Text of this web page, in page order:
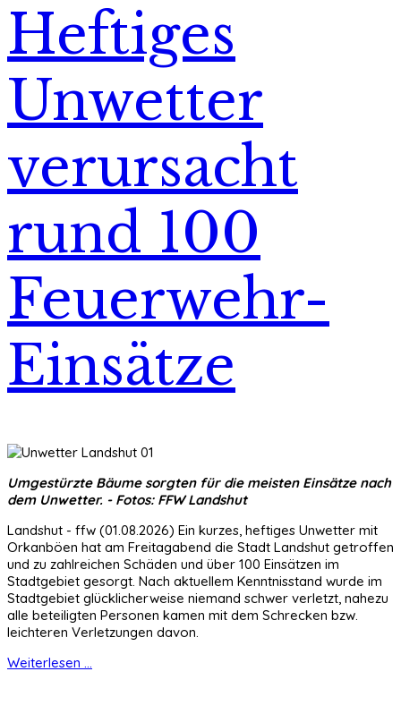
Heftiges
Unwetter
verursacht
rund 100
Feuerwehr-
Einsätze
Umgestürzte Bäume sorgten für die meisten Einsätze nach
dem Unwetter. - Fotos: FFW Landshut
Landshut - ffw (01.08.2026) Ein kurzes, heftiges Unwetter mit
Orkanböen hat am Freitagabend die Stadt Landshut getroffen
und zu zahlreichen Schäden und über 100 Einsätzen im
Stadtgebiet gesorgt. Nach aktuellem Kenntnisstand wurde im
Stadtgebiet glücklicherweise niemand schwer verletzt, nahezu
alle beteiligten Personen kamen mit dem Schrecken bzw.
leichteren Verletzungen davon.
Weiterlesen ...